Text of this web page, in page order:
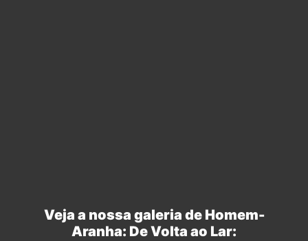
Veja a nossa galeria de Homem-
Aranha: De Volta ao Lar: